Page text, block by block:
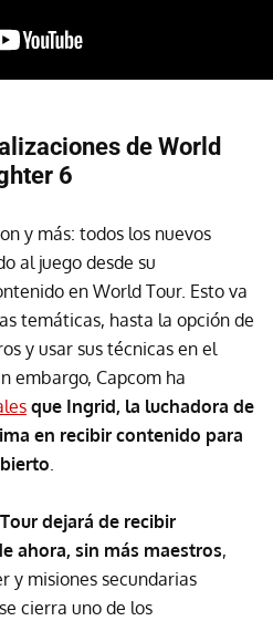
de World
6
y más: todos los nuevos
al juego desde su
en World Tour. Esto va
temáticas, hasta la opción de
y usar sus técnicas en el
embargo, Capcom ha
que Ingrid, la luchadora de
en recibir contenido para
.
dejará de recibir
ahora, sin más maestros,
y misiones secundarias
cierra uno de los